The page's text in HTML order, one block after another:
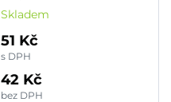
Skladem
51 Kč
s DPH
42 Kč
bez DPH